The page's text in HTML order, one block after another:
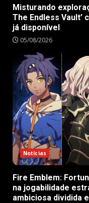
Misturando
The Endless Vault’
já disponível
05/08/2026
Notícias
Fire Emblem:
na jogabilidade
ambiciosa dividida